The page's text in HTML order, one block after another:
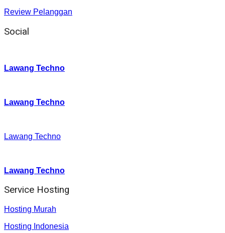
Review Pelanggan
Social
Lawang Techno
Lawang Techno
Lawang Techno
Lawang Techno
Service Hosting
Hosting Murah
Hosting Indonesia